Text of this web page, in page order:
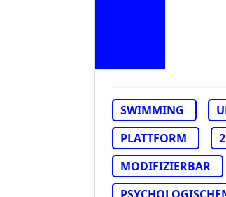
SWIMMING
PLATTFORM
MODIFIZIERBAR